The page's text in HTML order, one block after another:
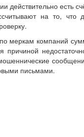
действительно есть
на то, что
меркам компаний
причиной
письмами.